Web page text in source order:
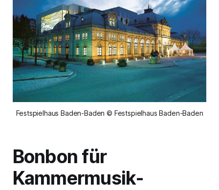
Festspielhaus Baden-Baden © Festspielhaus Baden-Baden
Bonbon für
Kammermusik-